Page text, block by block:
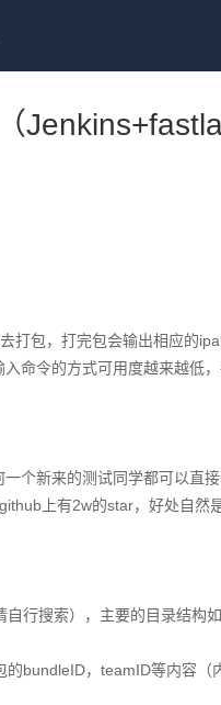
打包，打完包会输出相应的
命令的方式可用度越来越低，
个新来的测试同学都可以直
上有2w的star，好处自然
行搜索），主要的目录结构
bundleID，teamID等内容（